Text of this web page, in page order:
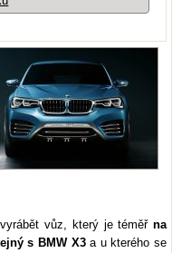
vůz, který je téměř na
s BMW X3a u kterého se